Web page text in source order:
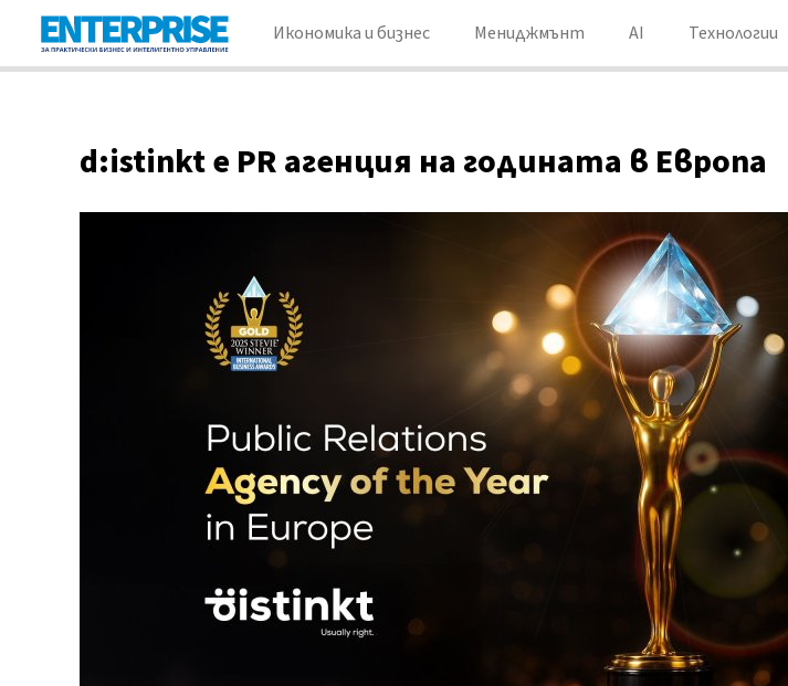
Икономика и бизнес Мениджмънт AI Технологии
d:istinkt e PR агенция на годината в Европа